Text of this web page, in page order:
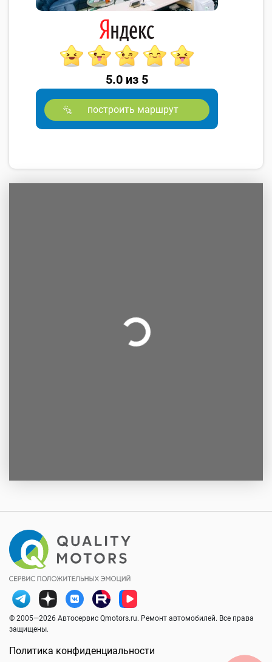
5.0 из 5
построить маршрут
© 2005—2026 Автосервис Qmotors.ru. Ремонт автомобилей. Все права
защищены.
Политика конфиденциальности